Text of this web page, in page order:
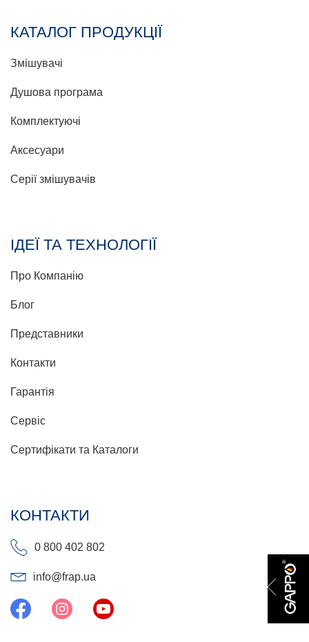
КАТАЛОГ ПРОДУКЦІЇ
Змішувачі
Душова програма
Комплектуючі
Аксесуари
Серії змішувачів
ІДЕЇ ТА ТЕХНОЛОГІЇ
Про Компанію
Блог
Представники
Контакти
Гарантія
Сервіс
Сертифікати та Каталоги
КОНТАКТИ
0 800 402 802
info@frap.ua